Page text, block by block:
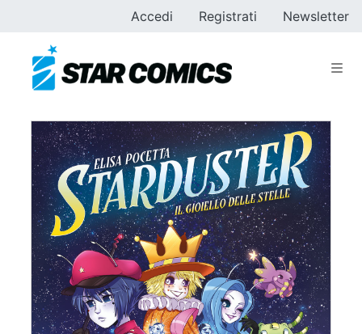
Accedi Registrati Newsletter